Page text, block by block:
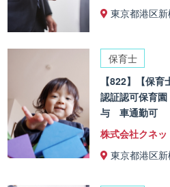
東京都港区
保育士
【822】【保育
認証認可保育
与 車通勤可
株式会社クネッ
東京都港区